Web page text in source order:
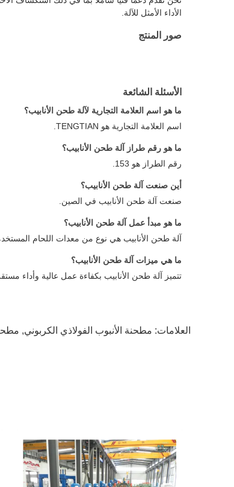
الأداء الأمثل للآلة.
صور المنتج
الأسئلة الشائعة
ما هو اسم العلامة التجارية لآلة طحن الأنابيب؟
اسم العلامة التجارية هو TENGTIAN.
ما هو رقم طراز آلة طحن الأنابيب؟
رقم الطراز هو 153.
أين صنعت آلة طحن الأنابيب؟
صنعت آلة طحن الأنابيب في الصين.
ما هو مبدأ عمل آلة طحن الأنابيب؟
آلة طحن الأنابيب هي نوع من معدات اللحام
ما هي ميزات آلة طحن الأنابيب؟
تتميز آلة طحن الأنابيب بكفاءة عمل عالية وأداء
العلامات: مطحنة الأنبوب الفولاذي الكربوني,